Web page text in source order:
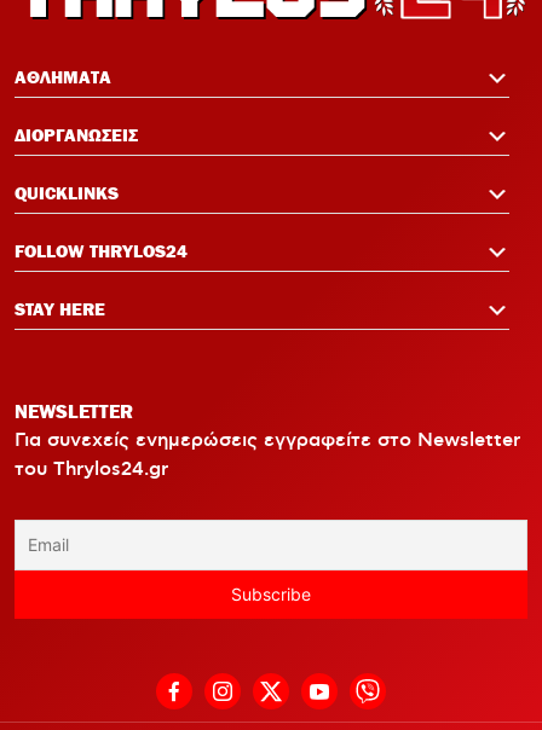
Μεντιλίμπαρ
12:33
ανάγκες
ΑΘΛΗΜΑΤΑ
ΔΙΟΡΓΑΝΩΣΕΙΣ
QUICKLINKS
FOLLOW THRYLOS24
STAY HERE
NEWSLETTER
Για συνεχείς ενημερώσεις εγγραφείτε στο Newsletter
του Thrylos24.gr